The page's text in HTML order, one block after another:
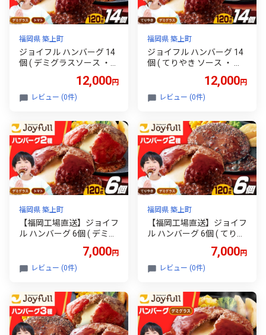
福岡県 築上町
ジョイフル ハンバーグ 14
個 ( デミグラスソース ・
【株式会社 ジョイフル】
[ABAA088] 牛100% ギフト
弁当 小分け 個包装 保存料
不使用 人気 12000 12000
12,000円
レビュー (0件)
福岡県 築上町
ジョイフル ハンバーグ 14
個 ( てりやき ソース ・ デ
町》【株式会社 ジョイフ
ル】 [ABAA091] 牛100%
おかず 弁当 小分け 個包装
保存料不使用 人気 12000
12000円
12,000円
レビュー (0件)
福岡県 築上町
【福岡工場直送】ジョイフ
ル ハンバーグ 6個 ( デミグ
ス )《築上町》【株式会社
ジョイフル】 [ABAA087]
冷凍 簡単 おかず 弁当 小分
け 個包装 保存料不使用 人
気定期便 7000 7000円
7,000円
レビュー (0件)
福岡県 築上町
【福岡工場直送】ジョイフ
ル ハンバーグ 6個 ( てりや
ース )《築上町》【株式会
社 ジョイフル】 [ABAA09
ス 冷凍 簡単 おかず 弁当
小分け 個包装 保存料不使
用 人気定期便 7000 7000
円
7,000円
レビュー (0件)